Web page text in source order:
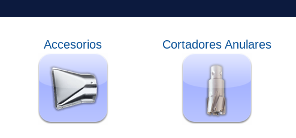
Accesorios Cortadores Anulares